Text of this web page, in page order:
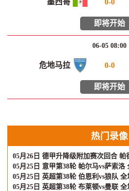
墨西哥 0-0
即将开始
06-05 08:00
危地马拉 0-0
即将开始
热门录像
05月25日 意甲第38轮 帕尔马vs萨索洛
05月25日 英超第38轮 伯恩利vs狼队 全
05月25日 英超第38轮 布莱顿vs曼联 全